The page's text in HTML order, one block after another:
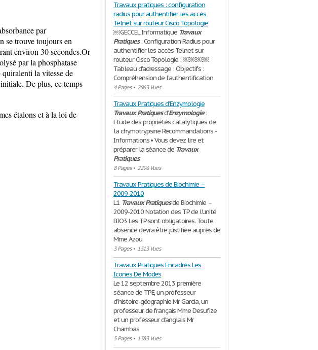
par
se trouve toujours en
environ 30 secondes.Or
par la phosphatase
la vitesse de
De plus, ce temps
étalons et à la loi de
Travaux pratiques : configuration
radius pour authentifier les accès
Telnet sur routeur Cisco Topologie
￼GECCEL Informatique Travaux
Pratiques: Configuration Radius pour
authentifier les accès Telnet sur
routeur Cisco Topologie : ￼￼￼￼
Tableau d'adressage : Objectifs :
Compréhension de l'authentification
4 Pages• 2963 Vues
Travaux Pratiques d’Enzymologie
Travaux Pratiquesd’Enzymologie:
Etude des propriétés catalytiques de
la chymotrypsine Recommandations -
Informations • Vous devez lire et
préparer la séance de Travaux
Pratiques.
8 Pages• 2296 Vues
Travaux Pratiques de Biochimie –
2009-2010
L1 Travaux Pratiquesde Biochimie –
2009-2010 Notation des TP de l’unité
BIO3 Les TP sont obligatoires. Toute
absence devra être justifiée auprès de
Mme Azou
3 Pages• 1513 Vues
Travaux Pratiques Encadrés Les
Icones De Modes
Le 12 septembre 2013 première
séance de TPE, un professeur
d’histoire-géographie Mr Garcia, un
professeur de français Mme Desufize
et un professeur d’anglais Mr
Chambas
5 Pages• 1383 Vues